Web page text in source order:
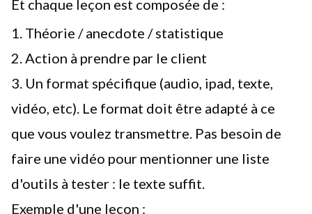
Et chaque leçon est composée de :
1. Théorie / anecdote / statistique
2. Action à prendre par le client
3. Un format spécifique (audio, ipad, texte,
vidéo, etc). Le format doit être adapté à ce
que vous voulez transmettre. Pas besoin de
faire une vidéo pour mentionner une liste
d'outils à tester : le texte suffit.
Exemple d'une leçon :